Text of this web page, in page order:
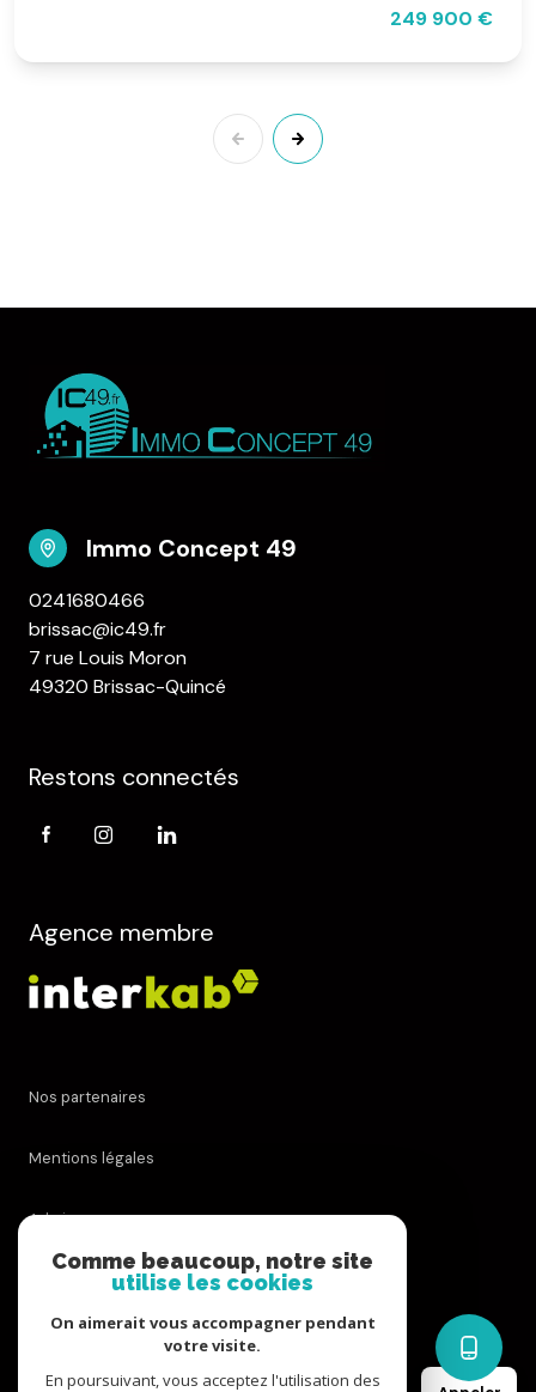
249 900 €
Immo Concept 49
0241680466
brissac@ic49.fr
7 rue Louis Moron
49320 Brissac-Quincé
Restons connectés
Agence membre
Nos partenaires
Mentions légales
Admin
Nos honoraires
Comme beaucoup, notre site
utilise les cookies
On aimerait vous accompagner pendant
votre visite.
En poursuivant, vous acceptez l'utilisation des